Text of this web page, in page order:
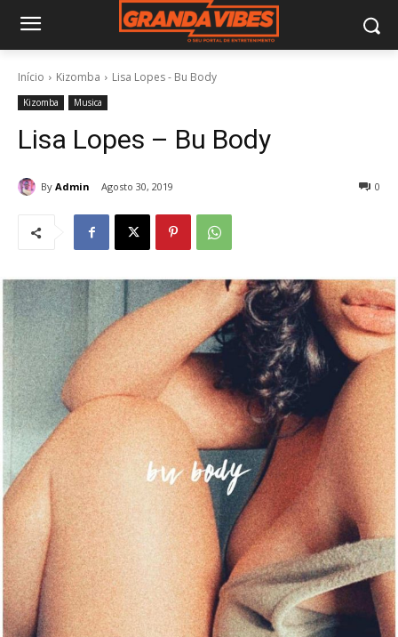
Início Kizomba Lisa Lopes - Bu Body
Kizomba Musica
Lisa Lopes – Bu Body
By Admin Agosto 30, 2019 0